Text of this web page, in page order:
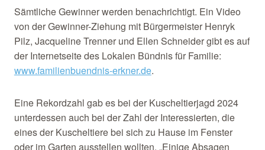
Sämtliche Gewinner werden benachrichtigt. Ein Video
von der Gewinner-Ziehung mit Bürgermeister Henryk
Pilz, Jacqueline Trenner und Ellen Schneider gibt es auf
der Internetseite des Lokalen Bündnis für Familie:
www.familienbuendnis-erkner.de.
Eine Rekordzahl gab es bei der Kuscheltierjagd 2024
unterdessen auch bei der Zahl der Interessierten, die
eines der Kuscheltiere bei sich zu Hause im Fenster
oder im Garten ausstellen wollten. „Einige Absagen